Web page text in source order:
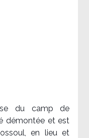
du camp de
démontée et est
en lieu et